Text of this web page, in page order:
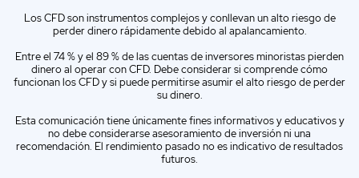
Los CFD son instrumentos complejos y conllevan un alto riesgo de
perder dinero rápidamente debido al apalancamiento.
Entre el 74 % y el 89 % de las cuentas de inversores minoristas pierden
dinero al operar con CFD. Debe considerar si comprende cómo
funcionan los CFD y si puede permitirse asumir el alto riesgo de perder
su dinero.
Esta comunicación tiene únicamente fines informativos y educativos y
no debe considerarse asesoramiento de inversión ni una
recomendación. El rendimiento pasado no es indicativo de resultados
futuros.